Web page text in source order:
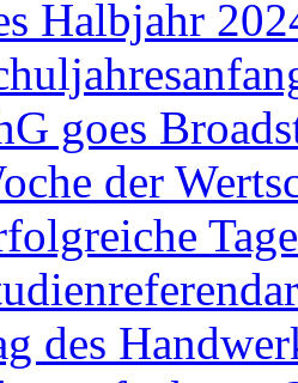
Halbjahr
goes
der
des